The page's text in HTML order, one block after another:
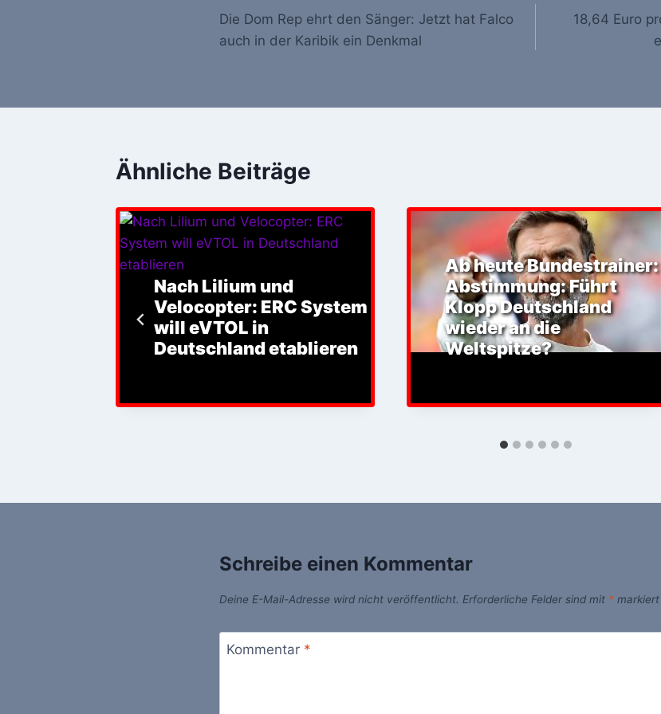
Navigation
Die Dom Rep ehrt den Sänger: Jetzt hat Falco
auch in der Karibik ein Denkmal
18,64 Euro
Ähnliche Beiträge
Nach Lilium und
Velocopter: ERC System
will eVTOL in
Deutschland etablieren
Ab heute Bundestrainer:
Abstimmung: Führt
Klopp Deutschland
wieder an die
Weltspitze?
Schreibe einen Kommentar
Deine E-Mail-Adresse wird nicht veröffentlicht. Erforderliche Felder sind mit * markiert
Kommentar *